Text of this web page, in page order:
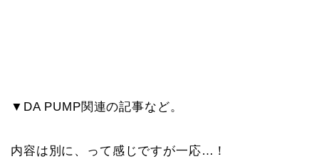
▼DA PUMP関連の記事など。
内容は別に、って感じですが一応…！